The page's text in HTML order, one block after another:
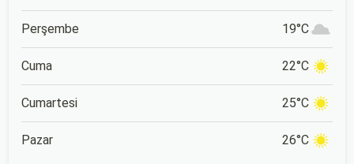
Perşembe 19°C
Cuma 22°C
Cumartesi 25°C
Pazar 26°C